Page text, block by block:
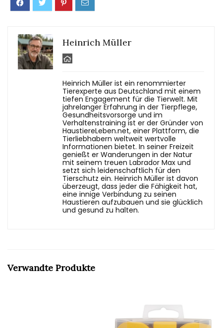
Heinrich Müller
Heinrich Müller ist ein renommierter
Tierexperte aus Deutschland mit einem
tiefen Engagement für die Tierwelt. Mit
jahrelanger Erfahrung in der Tierpflege,
Gesundheitsvorsorge und im
Verhaltenstraining ist er der Gründer von
HaustiereLeben.net, einer Plattform, die
Tierliebhabern weltweit wertvolle
Informationen bietet. In seiner Freizeit
genießt er Wanderungen in der Natur
mit seinem treuen Labrador Max und
setzt sich leidenschaftlich für den
Tierschutz ein. Heinrich Müller ist davon
überzeugt, dass jeder die Fähigkeit hat,
eine innige Verbindung zu seinen
Haustieren aufzubauen und sie glücklich
und gesund zu halten.
Verwandte Produkte